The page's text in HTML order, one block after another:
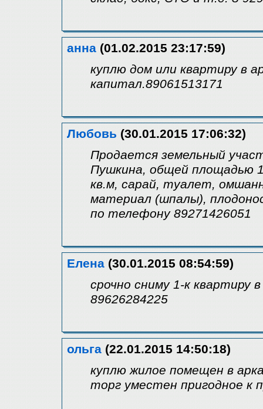
анна (01.02.2015 23:17:59)
куплю дом или квартиру в
капитал.89061513171
Любовь (30.01.2015 17:06:32)
Продается земельный
Пушкина, общей площадью
кв.м, сарай, туалет,
материал (шпалы),
по телефону 89271426051
Елена (30.01.2015 08:54:59)
срочно сниму 1-к квартиру
89626284225
ольга (22.01.2015 14:50:18)
куплю жилое помещен в
торг уместен пригодное к